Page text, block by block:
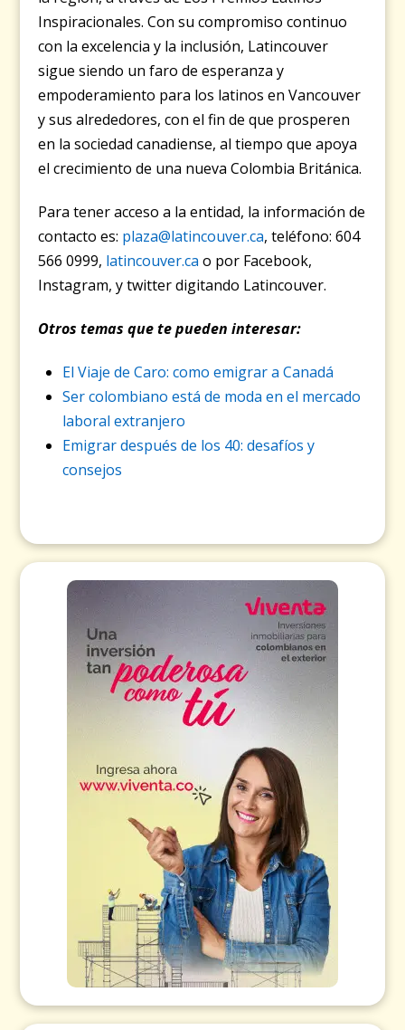
Inspiracionales. Con su compromiso continuo
con la excelencia y la inclusión, Latincouver
sigue siendo un faro de esperanza y
empoderamiento para los latinos en Vancouver
y sus alrededores, con el fin de que prosperen
en la sociedad canadiense, al tiempo que apoya
el crecimiento de una nueva Colombia Británica.
Para tener acceso a la entidad, la información de
contacto es: plaza@latincouver.ca, teléfono: 604
566 0999, latincouver.ca o por Facebook,
Instagram, y twitter digitando Latincouver.
Otros temas que te pueden interesar:
El Viaje de Caro: como emigrar a Canadá
Ser colombiano está de moda en el mercado
laboral extranjero
Emigrar después de los 40: desafíos y
consejos